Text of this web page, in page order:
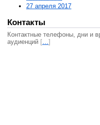
27 апреля 2017
Контакты
Контактные телефоны, дни и
аудиенций […]